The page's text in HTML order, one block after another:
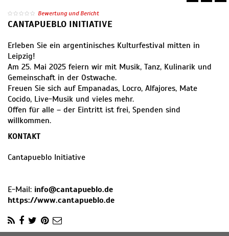
Bewertung und Bericht
CANTAPUEBLO INITIATIVE
Erleben Sie ein argentinisches Kulturfestival mitten in
Leipzig!
Am 25. Mai 2025 feiern wir mit Musik, Tanz, Kulinarik und
Gemeinschaft in der Ostwache.
Freuen Sie sich auf Empanadas, Locro, Alfajores, Mate
Cocido, Live-Musik und vieles mehr.
Offen für alle – der Eintritt ist frei, Spenden sind
willkommen.
KONTAKT
Cantapueblo Initiative
E-Mail: info@cantapueblo.de
https://www.cantapueblo.de